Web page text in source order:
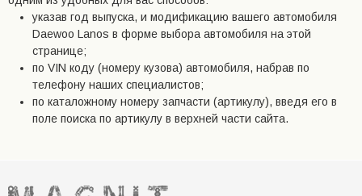
указав год выпуска, и модификацию вашего автомобиля
Daewoo Lanos в форме выбора автомобиля на этой
странице;
по VIN коду (номеру кузова) автомобиля, набрав по
телефону наших специалистов;
по каталожному номеру запчасти (артикулу), введя его в
поле поиска по артикулу в верхней части сайта.